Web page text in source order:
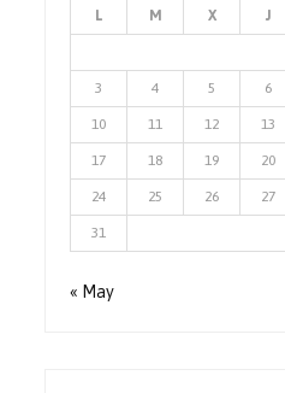
L M X J
3 4 5 6
10 11 12 13
17 18 19 20
24 25 26 27
31
« May